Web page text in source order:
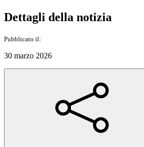
Dettagli della notizia
Pubblicato il:
30 marzo 2026